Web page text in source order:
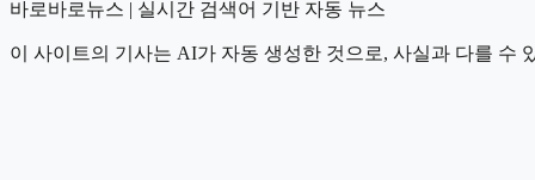
바로바로뉴스 | 실시간 검색어 기반 자동 뉴스
이 사이트의 기사는 AI가 자동 생성한 것으로, 사실과 다를 수